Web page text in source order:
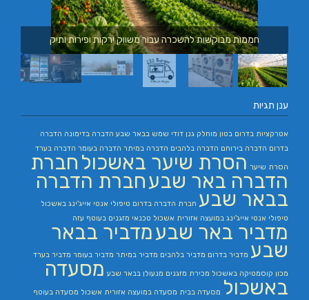
חממות מבוקשות להשכרה עבור משווק ירקות ופירות ותיק
ענן תגיות
אטרקציות בדרום בטון מוחלק גנן דודי שמש בבאר שבע הדברה בדימונה הדברה
בדרום הדברה בירוחם הדברה בלהבים הדברה במיתר הדברה בעומר הדברה בערד
הסרת שיער הסרת שיער באשכול חברת
הדברה באר שבעחברת הדברה
בבאר שבע חברת הדברה בדרום טיפולי אנטי אייג'ינג באשכול
טיפולי אנטי אייג'ינג במועצה אזורית אשכול טכנאי מזגנים בעוטף עזה
מדביר באר שבעמדביר בבאר
שבע מדביר בדרום מדביר בלהבים מדביר במיתר מדביר בעומר מדביר בערד
מכון קוסמטיקה באשכול מכירת מזגנים מנעולן בבאר שבע מסעדה
באשכול מסעדה בבית מסעדה במועצה אזורית אשכול מסעדה בעוטף